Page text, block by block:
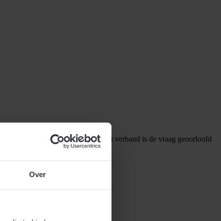
Over
van een veilige werkplek. In dit verband is de vraag geoorloofd